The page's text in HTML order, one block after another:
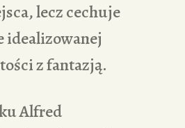
lecz cechuje
idealizowanej
z fantazją.
Alfred